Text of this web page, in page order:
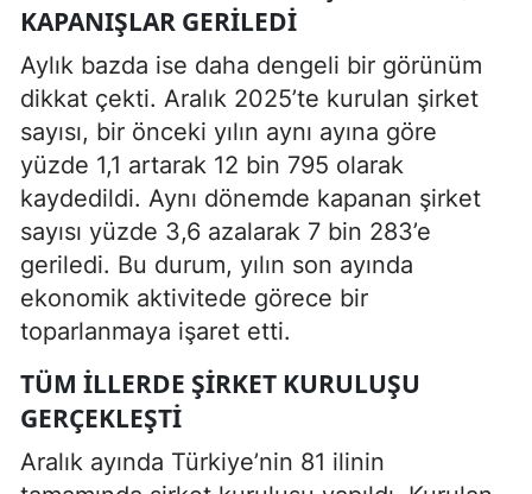
KAPANIŞLAR GERILEDI
Aylık bazda ise daha dengeli bir görünüm
dikkat çekti. Aralık 2025’te kurulan şirket
sayısı, bir önceki yılın aynı ayına göre
yüzde 1,1 artarak 12 bin 795 olarak
kaydedildi. Aynı dönemde kapanan şirket
sayısı yüzde 3,6 azalarak 7 bin 283’e
geriledi. Bu durum, yılın son ayında
ekonomik aktivitede görece bir
toparlanmaya işaret etti.
TÜM ILLERDE ŞIRKET KURULUŞU
GERÇEKLEŞTI
Aralık ayında Türkiye’nin 81 ilinin